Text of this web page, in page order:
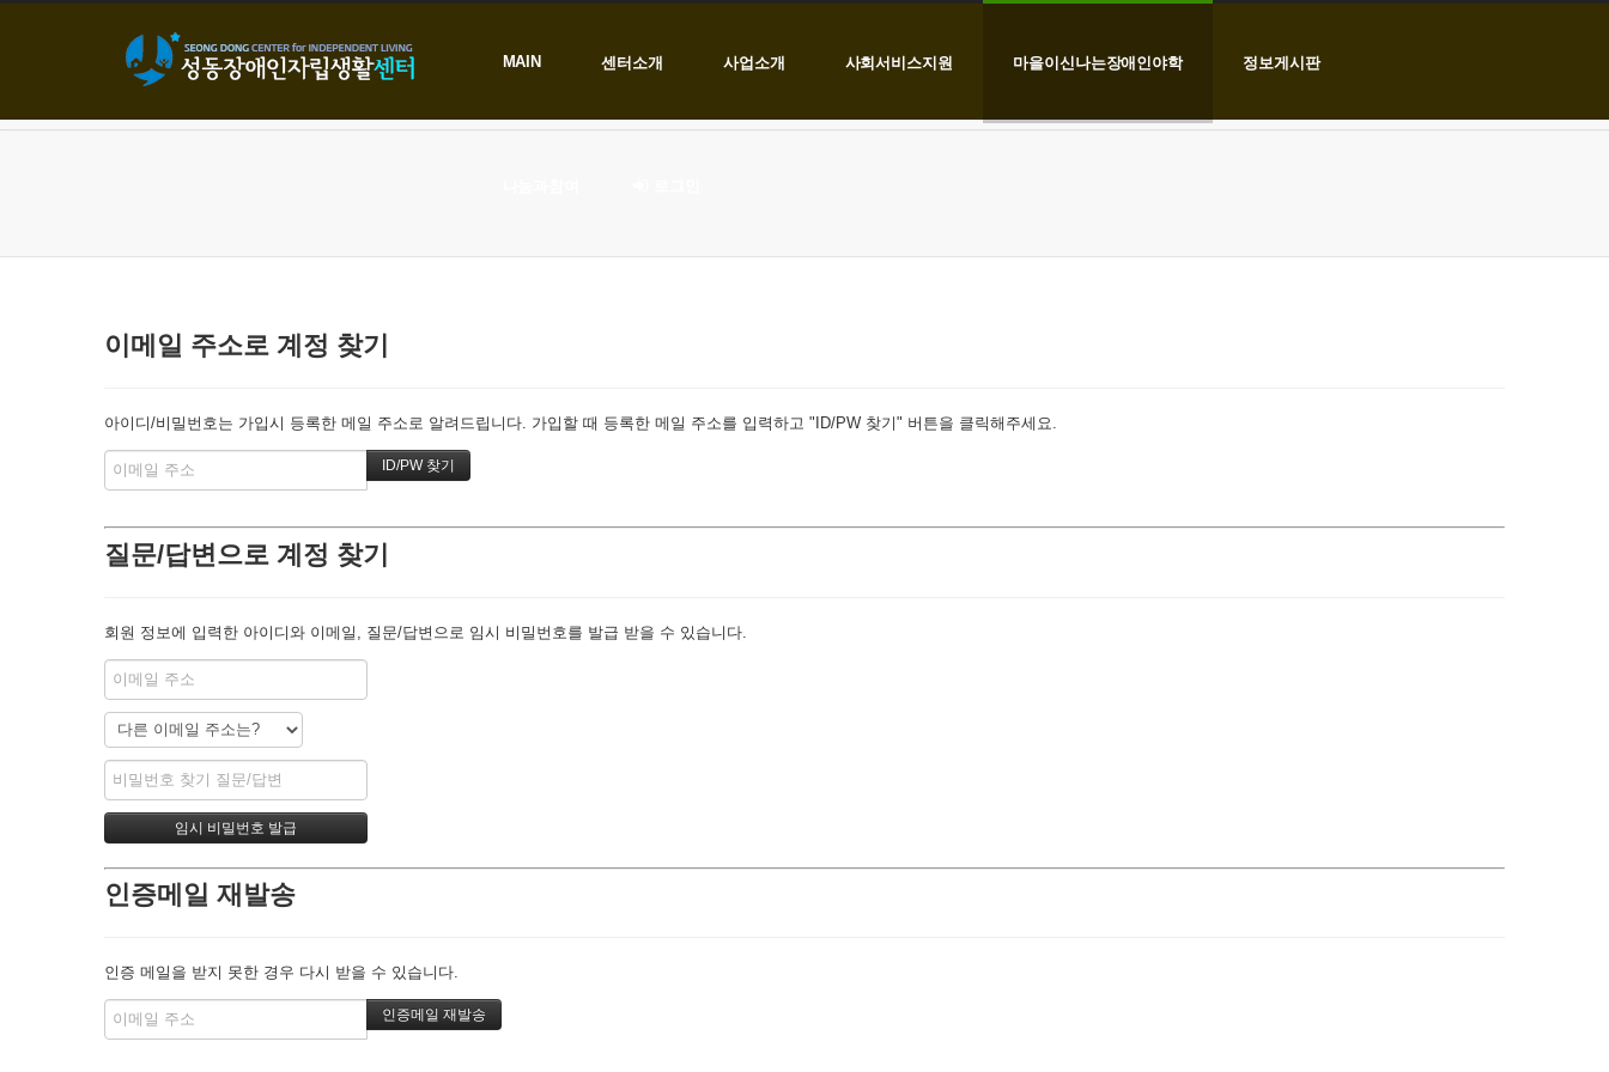
MAIN 센터소개 사업소개 사회서비스지원 마을이신나는장애인야학 정보게시판
이메일 주소로 계정 찾기
아이디/비밀번호는 가입시 등록한 메일 주소로 알려드립니다. 가입할 때 등록한 메일 주소를 입력하고 "ID/PW 찾기" 버튼을 클릭해주세요.
질문/답변으로 계정 찾기
회원 정보에 입력한 아이디와 이메일, 질문/답변으로 임시 비밀번호를 발급 받을 수 있습니다.
인증메일 재발송
인증 메일을 받지 못한 경우 다시 받을 수 있습니다.